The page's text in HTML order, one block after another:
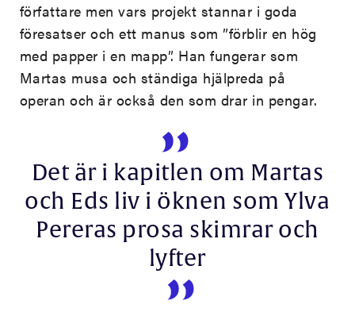
författare men vars projekt stannar i goda
föresatser och ett manus som ”förblir en hög
med papper i en mapp”. Han fungerar som
Martas musa och ständiga hjälpreda på
operan och är också den som drar in pengar.
Det är i kapitlen om Martas
och Eds liv i öknen som Ylva
Pereras prosa skimrar och
lyfter